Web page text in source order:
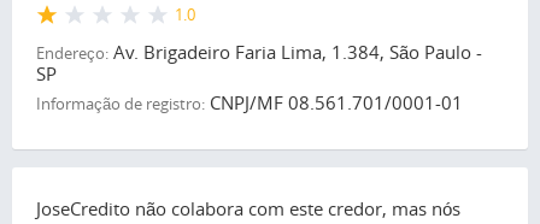
1.0
Endereço: Av. Brigadeiro Faria Lima, 1.384, São Paulo -
SP
Informação de registro: CNPJ/MF 08.561.701/0001-01
JoseCredito não colabora com este credor, mas nós